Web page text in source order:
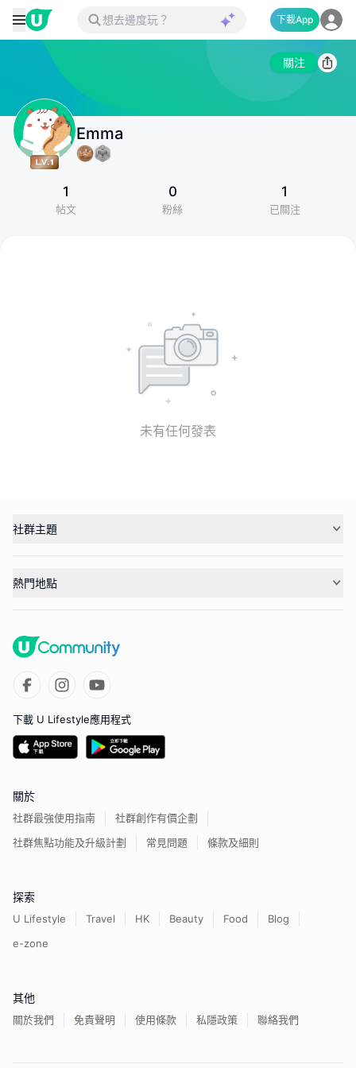
下載App
關注
Emma
1
帖文
0
粉絲
1
已關注
未有任何發表
社群主題
熱門地點
下載 U Lifestyle應用程式
關於
社群最強使用指南
社群創作有價企劃
社群焦點功能及升級計劃
常見問題 條款及細則
探索
U Lifestyle Travel HK Beauty Food
Blog
e-zone
其他
關於我們 免責聲明 使用條款 私隱政策 聯絡我們